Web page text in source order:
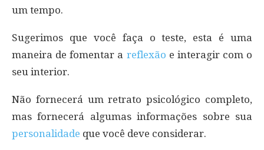
um tempo.
Sugerimos que você faça o teste, esta é uma
maneira de fomentar a reflexão e interagir com o
seu interior.
Não fornecerá um retrato psicológico completo,
mas fornecerá algumas informações sobre sua
personalidade que você deve considerar.